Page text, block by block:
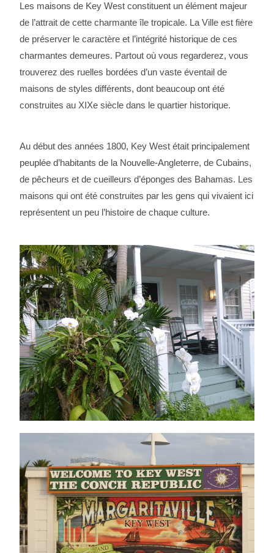
Les maisons de Key West constituent un élément majeur
de l’attrait de cette charmante île tropicale. La Ville est fière
de préserver le caractère et l’intégrité historique de ces
charmantes demeures. Partout où vous regarderez, vous
trouverez des ruelles bordées d’un vaste éventail de
maisons de styles différents, dont beaucoup ont été
construites au XIXe siècle dans le quartier historique.
Au début des années 1800, Key West était principalement
peuplée d’habitants de la Nouvelle-Angleterre, de Cubains,
de pêcheurs et de cueilleurs d’éponges des Bahamas. Les
maisons qui ont été construites par les gens qui vivaient ici
représentent un peu l’histoire de chaque culture.